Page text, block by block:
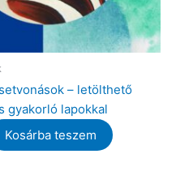
– letölthető
gyakorló lapokkal
Kosárba teszem